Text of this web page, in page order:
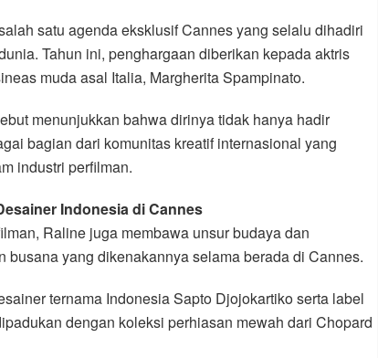
satu agenda eksklusif Cannes yang selalu dihadiri
Tahun ini, penghargaan diberikan kepada aktris
muda asal Italia, Margherita Spampinato.
menunjukkan bahwa dirinya tidak hanya hadir
bagian dari komunitas kreatif internasional yang
industri perfilman.
Indonesia di Cannes
Raline juga membawa unsur budaya dan
busana yang dikenakannya selama berada di Cannes.
ternama Indonesia Sapto Djojokartiko serta label
dengan koleksi perhiasan mewah dari Chopard